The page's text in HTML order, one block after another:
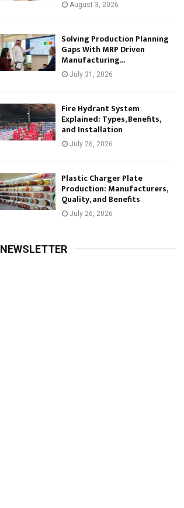
August 3, 2026
Solving Production Planning
Gaps With MRP Driven
Manufacturing...
July 31, 2026
Fire Hydrant System
Explained: Types, Benefits,
and Installation
July 26, 2026
Plastic Charger Plate
Production: Manufacturers,
Quality, and Benefits
July 26, 2026
NEWSLETTER